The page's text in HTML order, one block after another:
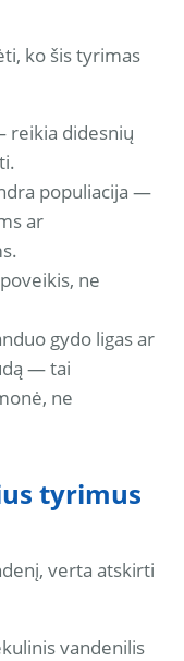
ko šis tyrimas
reikia didesnių
populiacija —
ar
ne
gydo ligas ar
— tai
ne
tyrimus
verta atskirti
vandenilis